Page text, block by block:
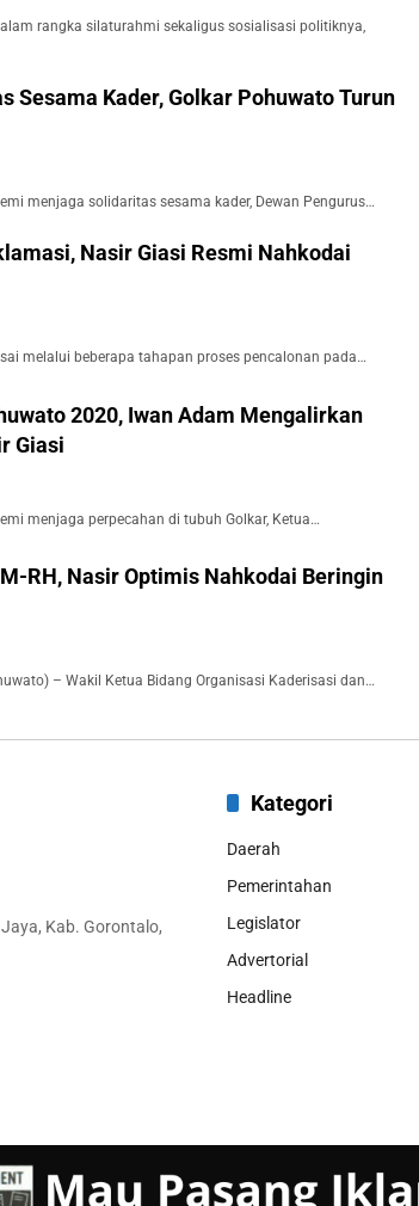
rangka silaturahmi sekaligus sosialisasi politiknya,
Sesama Kader, Golkar Pohuwato Turun
menjaga solidaritas sesama kader, Dewan Pengurus…
Nasir Giasi Resmi Nahkodai
melalui beberapa tahapan proses pencalonan pada…
2020, Iwan Adam Mengalirkan
Giasi
menjaga perpecahan di tubuh Golkar, Ketua…
RH, Nasir Optimis Nahkodai Beringin
– Wakil Ketua Bidang Organisasi Kaderisasi dan…
Kab. Gorontalo,
Kategori
Daerah
Pemerintahan
Legislator
Advertorial
Headline